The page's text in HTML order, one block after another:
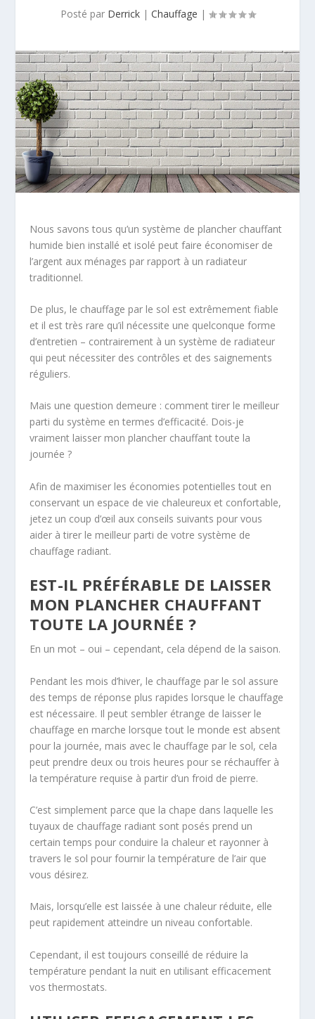
Posté par Derrick| Chauffage |
Nous savons tous qu’un système de plancher chauffant
humide bien installé et isolé peut faire économiser de
l’argent aux ménages par rapport à un radiateur
traditionnel.
De plus, le chauffage par le sol est extrêmement fiable
et il est très rare qu’il nécessite une quelconque forme
d’entretien – contrairement à un système de radiateur
qui peut nécessiter des contrôles et des saignements
réguliers.
Mais une question demeure : comment tirer le meilleur
parti du système en termes d’efficacité. Dois-je
vraiment laisser mon plancher chauffant toute la
journée ?
Afin de maximiser les économies potentielles tout en
conservant un espace de vie chaleureux et confortable,
jetez un coup d’œil aux conseils suivants pour vous
aider à tirer le meilleur parti de votre système de
chauffage radiant.
EST-IL PRÉFÉRABLE DE LAISSER
MON PLANCHER CHAUFFANT
TOUTE LA JOURNÉE ?
En un mot – oui – cependant, cela dépend de la saison.
Pendant les mois d’hiver, le chauffage par le sol assure
des temps de réponse plus rapides lorsque le chauffage
est nécessaire. Il peut sembler étrange de laisser le
chauffage en marche lorsque tout le monde est absent
pour la journée, mais avec le chauffage par le sol, cela
peut prendre deux ou trois heures pour se réchauffer à
la température requise à partir d’un froid de pierre.
C’est simplement parce que la chape dans laquelle les
tuyaux de chauffage radiant sont posés prend un
certain temps pour conduire la chaleur et rayonner à
travers le sol pour fournir la température de l’air que
vous désirez.
Mais, lorsqu’elle est laissée à une chaleur réduite, elle
peut rapidement atteindre un niveau confortable.
Cependant, il est toujours conseillé de réduire la
température pendant la nuit en utilisant efficacement
vos thermostats.